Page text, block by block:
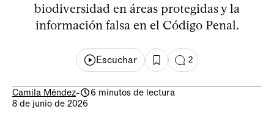
biodiversidad en áreas protegidas y la
información falsa en el Código Penal.
Escuchar 2
Camila Méndez-
6 minutos de lectura
8 de junio de 2026